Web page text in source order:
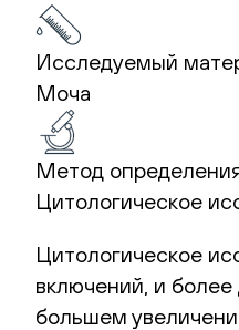
Исследуемый
Моча
Метод
Цитологическое
Цитологическое
включений, и более
большем